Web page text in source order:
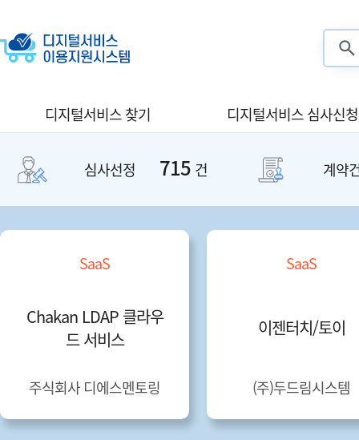
디지털서비스 찾기 디지털서비스 심사신청
심사선정 715 건 계약
SaaS
Chakan LDAP 클라우
드 서비스
주식회사 디에스멘토링
SaaS
이젠터치/토이
(주)두드림시스템